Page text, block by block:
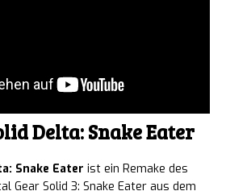
Delta: Snake Eater
Snake Eater ist ein Remake des
Gear Solid 3: Snake Eater aus dem